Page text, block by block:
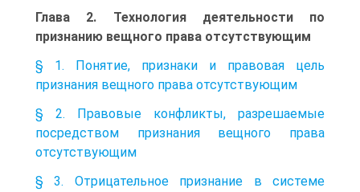
Глава 2. Технология деятельности по
признанию вещного права отсутствующим
§ 1. Понятие, признаки и правовая цель
признания вещного права отсутствующим
§ 2. Правовые конфликты, разрешаемые
посредством признания вещного права
отсутствующим
§ 3. Отрицательное признание в системе